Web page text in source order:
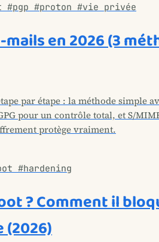
#pgp #proton #vie privée
en 2026 (3
par étape : la méthode simple
pour un contrôle total, et S/
protège vraiment.
#hardening
? Comment il
(2026)